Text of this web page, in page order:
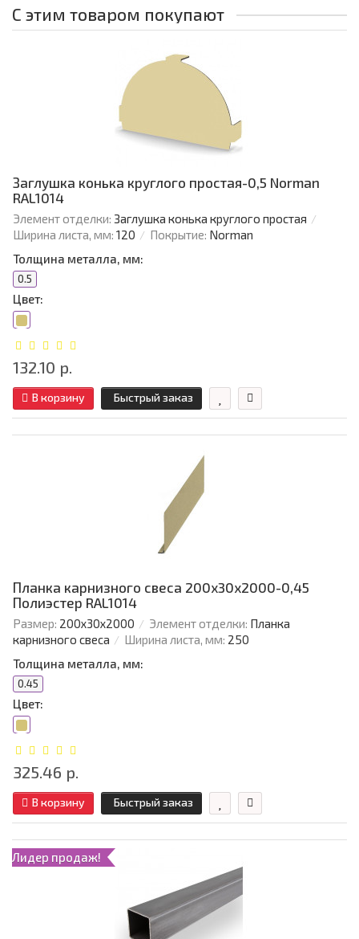
С этим товаром покупают
Заглушка конька круглого простая-0,5 Norman
RAL1014
Элемент отделки: Заглушка конька круглого простая
Ширина листа, мм: 120 Покрытие: Norman
Толщина металла, мм:
0.5
Цвет:
132.10 р.
В корзину Быстрый заказ
Планка карнизного свеса 200х30х2000-0,45
Полиэстер RAL1014
Размер: 200х30х2000 Элемент отделки: Планка
карнизного свеса
Ширина листа, мм: 250
Толщина металла, мм:
0.45
Цвет:
325.46 р.
В корзину Быстрый заказ
Лидер продаж!